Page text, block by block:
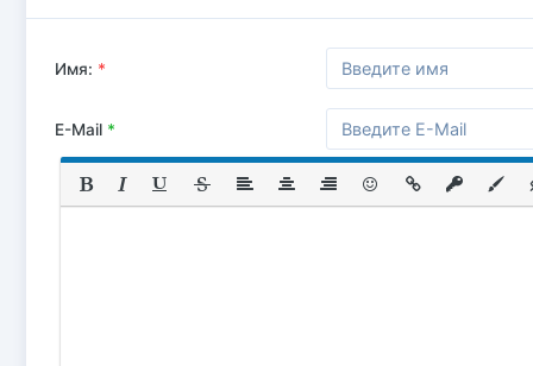
Имя: *
E-Mail *